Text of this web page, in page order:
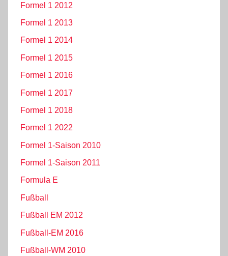
Formel 1 2012
Formel 1 2013
Formel 1 2014
Formel 1 2015
Formel 1 2016
Formel 1 2017
Formel 1 2018
Formel 1 2022
Formel 1-Saison 2010
Formel 1-Saison 2011
Formula E
Fußball
Fußball EM 2012
Fußball-EM 2016
Fußball-WM 2010